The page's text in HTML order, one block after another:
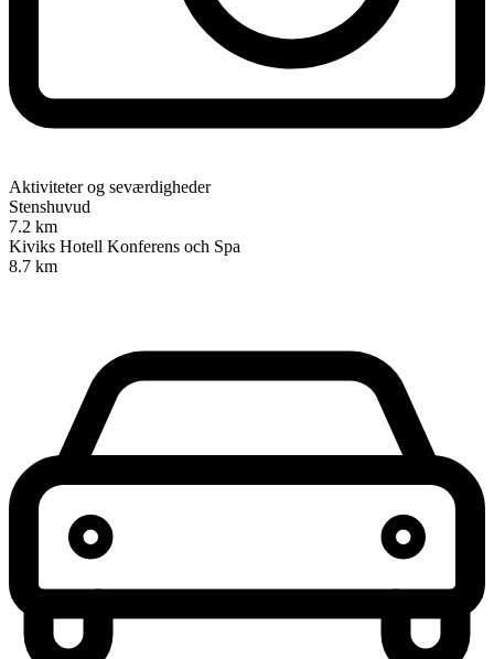
Aktiviteter og seværdigheder
Stenshuvud
7.2 km
Kiviks Hotell Konferens och Spa
8.7 km